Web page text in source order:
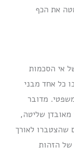
את הכף
אי הסכמות
כל אחד מבני
מדובר
שליטה,
שהצטברו לאורך
של הזהות